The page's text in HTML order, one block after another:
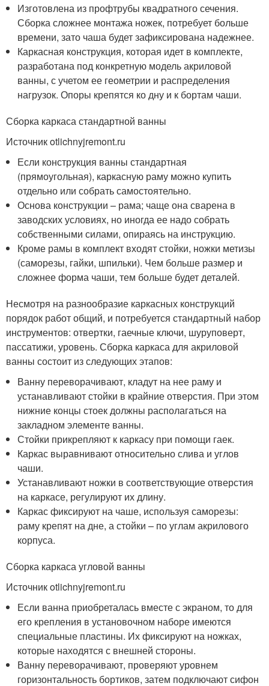
Изготовлена из профтрубы квадратного сечения.
Сборка сложнее монтажа ножек, потребует больше
времени, зато чаша будет зафиксирована надежнее.
Каркасная конструкция, которая идет в комплекте,
разработана под конкретную модель акриловой
ванны, с учетом ее геометрии и распределения
нагрузок. Опоры крепятся ко дну и к бортам чаши.
Сборка каркаса стандартной ванны
Источник otlichnyjremont.ru
Если конструкция ванны стандартная
(прямоугольная), каркасную раму можно купить
отдельно или собрать самостоятельно.
Основа конструкции – рама; чаще она сварена в
заводских условиях, но иногда ее надо собрать
собственными силами, опираясь на инструкцию.
Кроме рамы в комплект входят стойки, ножки метизы
(саморезы, гайки, шпильки). Чем больше размер и
сложнее форма чаши, тем больше будет деталей.
Несмотря на разнообразие каркасных конструкций
порядок работ общий, и потребуется стандартный набор
инструментов: отвертки, гаечные ключи, шуруповерт,
пассатижи, уровень. Сборка каркаса для акриловой
ванны состоит из следующих этапов:
Ванну переворачивают, кладут на нее раму и
устанавливают стойки в крайние отверстия. При этом
нижние концы стоек должны располагаться на
закладном элементе ванны.
Стойки прикрепляют к каркасу при помощи гаек.
Каркас выравнивают относительно слива и углов
чаши.
Устанавливают ножки в соответствующие отверстия
на каркасе, регулируют их длину.
Каркас фиксируют на чаше, используя саморезы:
раму крепят на дне, а стойки – по углам акрилового
корпуса.
Сборка каркаса угловой ванны
Источник otlichnyjremont.ru
Если ванна приобреталась вместе с экраном, то для
его крепления в установочном наборе имеются
специальные пластины. Их фиксируют на ножках,
которые находятся с внешней стороны.
Ванну переворачивают, проверяют уровнем
горизонтальность бортиков, затем подключают сифон